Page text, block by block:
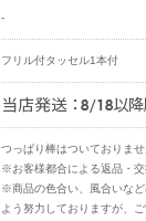
-
フリル付タッセル1本付
つっぱり棒はついておりませ
※お客様都合による返品・交
※商品の色合い、風合いな
よう努力しておりますが、